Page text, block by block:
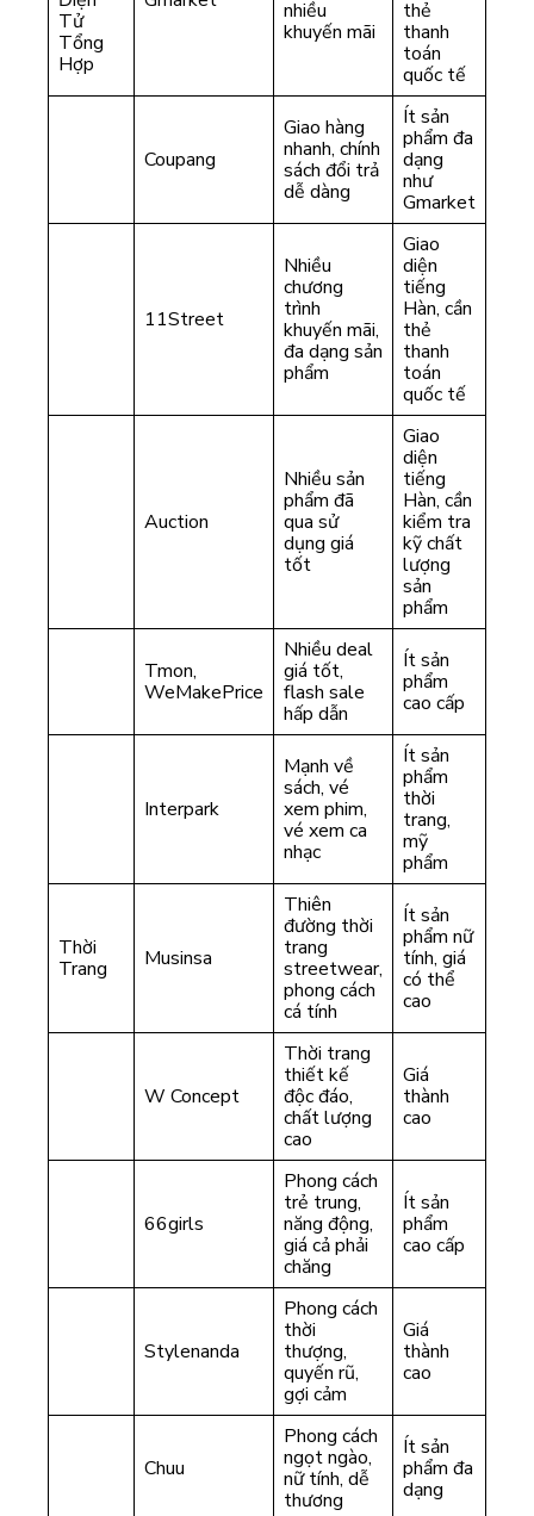
Tử
Tổng
Hợp
nhiều
khuyến mãi
thẻ
thanh
toán
quốc tế
Coupang
Giao hàng
nhanh, chính
sách đổi trả
dễ dàng
Ít sản
phẩm đa
dạng
như
Gmarket
11Street
Nhiều
chương
trình
khuyến mãi,
đa dạng sản
phẩm
Giao
diện
tiếng
Hàn, cần
thẻ
thanh
toán
quốc tế
Auction
Nhiều sản
phẩm đã
qua sử
dụng giá
tốt
Giao
diện
tiếng
Hàn, cần
kiểm tra
kỹ chất
lượng
sản
phẩm
Tmon,
WeMakePrice
Nhiều deal
giá tốt,
flash sale
hấp dẫn
Ít sản
phẩm
cao cấp
Interpark
Mạnh về
sách, vé
xem phim,
vé xem ca
nhạc
Ít sản
phẩm
thời
trang,
mỹ
phẩm
Thời
Trang
Musinsa
Thiên
đường thời
trang
streetwear,
phong cách
cá tính
Ít sản
phẩm nữ
tính, giá
có thể
cao
W Concept
Thời trang
thiết kế
độc đáo,
chất lượng
cao
Giá
thành
cao
66girls
Phong cách
trẻ trung,
năng động,
giá cả phải
chăng
Ít sản
phẩm
cao cấp
Stylenanda
Phong cách
thời
thượng,
quyến rũ,
gợi cảm
Giá
thành
cao
Chuu
Phong cách
ngọt ngào,
nữ tính, dễ
thương
Ít sản
phẩm đa
dạng